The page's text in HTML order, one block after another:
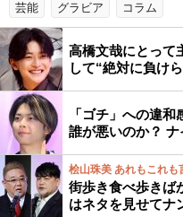
芸能 グラビア コラム
高橋文哉にとって
して“絶対に負け
「ゴチ」への違
誰が悪いのか？
桧山珠美 あれもこれも
街歩き食べ歩きば
はネタを見せてナ